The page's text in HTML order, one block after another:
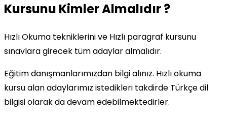
Kursunu Kimler Almalıdır ?
Hızlı Okuma tekniklerini ve Hızlı paragraf kursunu
sınavlara girecek tüm adaylar almalıdır.
Eğitim danışmanlarımızdan bilgi alınız. Hızlı okuma
kursu alan adaylarımız istedikleri takdirde Türkçe dil
bilgisi olarak da devam edebilmektedirler.